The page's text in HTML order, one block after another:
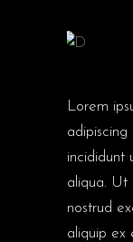
Lorem
incididunt
aliqua. Ut
nostrud
aliquip ex